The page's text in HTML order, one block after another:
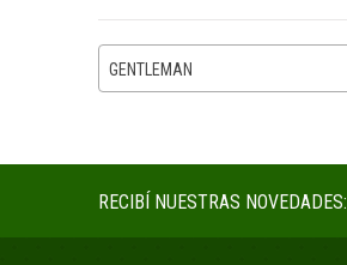
GENTLEMAN
RECIBÍ NUESTRAS NOVEDADES: